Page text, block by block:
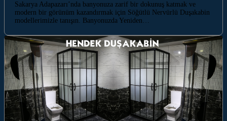
Sakarya Adapazarı’nda banyonuza zarif bir dokunuş katmak ve
modern bir görünüm kazandırmak için Söğütlü Nervürlü Duşakabin
modellerimizle tanışın. Banyonuzda Yeniden…